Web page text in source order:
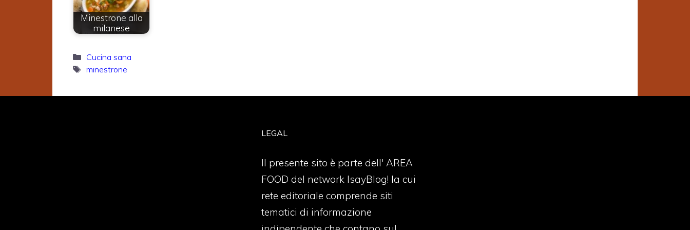
Minestrone alla
milanese
Categorie
Cucina sana
Tag
minestrone
LEGAL
Il presente sito è parte dell' AREA
FOOD del network IsayBlog! la cui
rete editoriale comprende siti
tematici di informazione